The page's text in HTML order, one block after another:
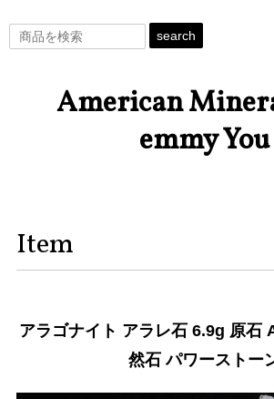
search
American
emmy You
Item
アラゴナイト アラレ石 6.9g 原石
然石 パワーストー